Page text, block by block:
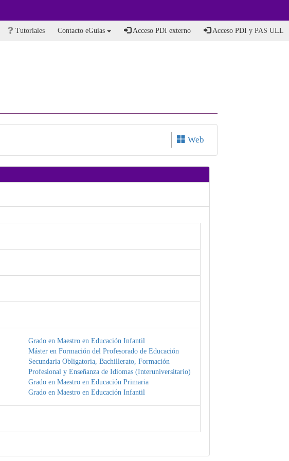
Tutoriales Contacto eGuias Acceso PDI externo Acceso PDI y PAS ULL
Web
Grado en Maestro en Educación Infantil
Máster en Formación del Profesorado de Educación
Secundaria Obligatoria, Bachillerato, Formación
Profesional y Enseñanza de Idiomas (Interuniversitario)
Grado en Maestro en Educación Primaria
Grado en Maestro en Educación Infantil